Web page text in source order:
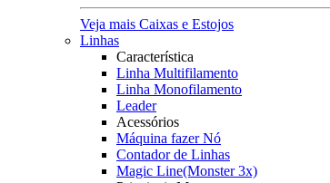
Veja mais Caixas e Estojos
Linhas
Característica
Linha Multifilamento
Linha Monofilamento
Leader
Acessórios
Máquina fazer Nó
Contador de Linhas
Magic Line(Monster 3x)